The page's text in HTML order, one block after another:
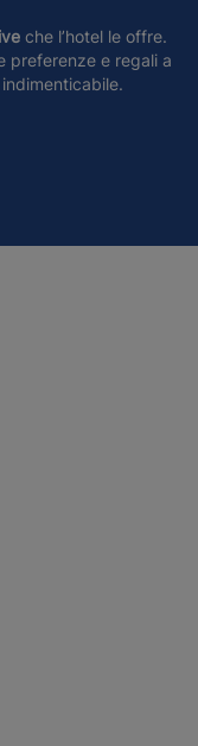
che l’hotel le offre.
preferenze e regali a